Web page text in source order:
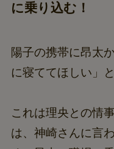
に乗り込む！
陽子の携帯に昂太
に寝ててほしい」
これは理央との情
は、神崎さんに言